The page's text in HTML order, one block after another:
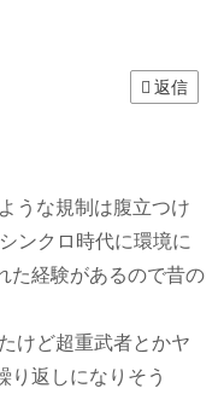
返信
うな規制は腹立つけ
ンクロ時代に環境に
た経験があるので昔の
けど超重武者とかヤ
返しになりそう